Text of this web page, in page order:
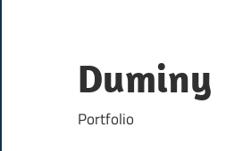
content
Duminy
Portfolio